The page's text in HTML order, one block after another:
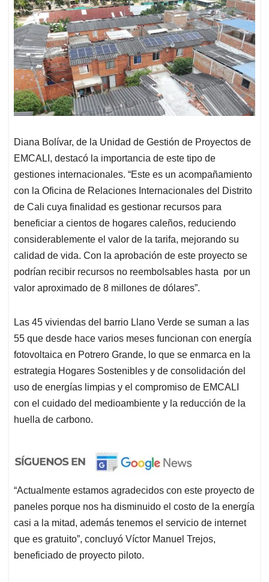
Diana Bolívar, de la Unidad de Gestión de Proyectos de
EMCALI, destacó la importancia de este tipo de
gestiones internacionales. “Este es un acompañamiento
con la Oficina de Relaciones Internacionales del Distrito
de Cali cuya finalidad es gestionar recursos para
beneficiar a cientos de hogares caleños, reduciendo
considerablemente el valor de la tarifa, mejorando su
calidad de vida. Con la aprobación de este proyecto se
podrían recibir recursos no reembolsables hasta por un
valor aproximado de 8 millones de dólares”.
Las 45 viviendas del barrio Llano Verde se suman a las
55 que desde hace varios meses funcionan con energía
fotovoltaica en Potrero Grande, lo que se enmarca en la
estrategia Hogares Sostenibles y de consolidación del
uso de energías limpias y el compromiso de EMCALI
con el cuidado del medioambiente y la reducción de la
huella de carbono.
“Actualmente estamos agradecidos con este proyecto de
paneles porque nos ha disminuido el costo de la energía
casi a la mitad, además tenemos el servicio de internet
que es gratuito”, concluyó Víctor Manuel Trejos,
beneficiado de proyecto piloto.